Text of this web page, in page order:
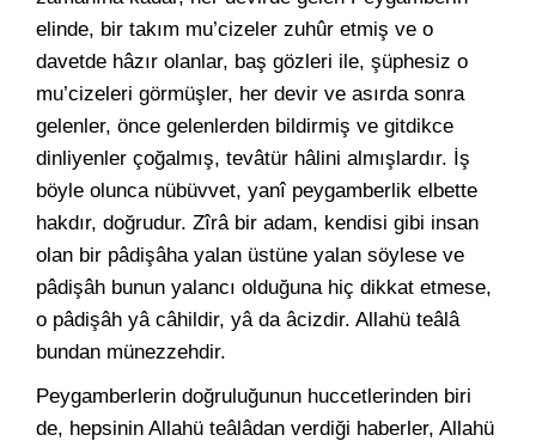
elinde, bir takım mu’cizeler zuhûr etmiş ve o
davetde hâzır olanlar, baş gözleri ile, şüphesiz o
mu’cizeleri görmüşler, her devir ve asırda sonra
gelenler, önce gelenlerden bildirmiş ve gitdikce
dinliyenler çoğalmış, tevâtür hâlini almışlardır. İş
böyle olunca nübüvvet, yanî peygamberlik elbette
hakdır, doğrudur. Zîrâ bir adam, kendisi gibi insan
olan bir pâdişâha yalan üstüne yalan söylese ve
pâdişâh bunun yalancı olduğuna hiç dikkat etmese,
o pâdişâh yâ câhildir, yâ da âcizdir. Allahü teâlâ
bundan münezzehdir.
Peygamberlerin doğruluğunun huccetlerinden biri
de, hepsinin Allahü teâlâdan verdiği haberler, Allahü